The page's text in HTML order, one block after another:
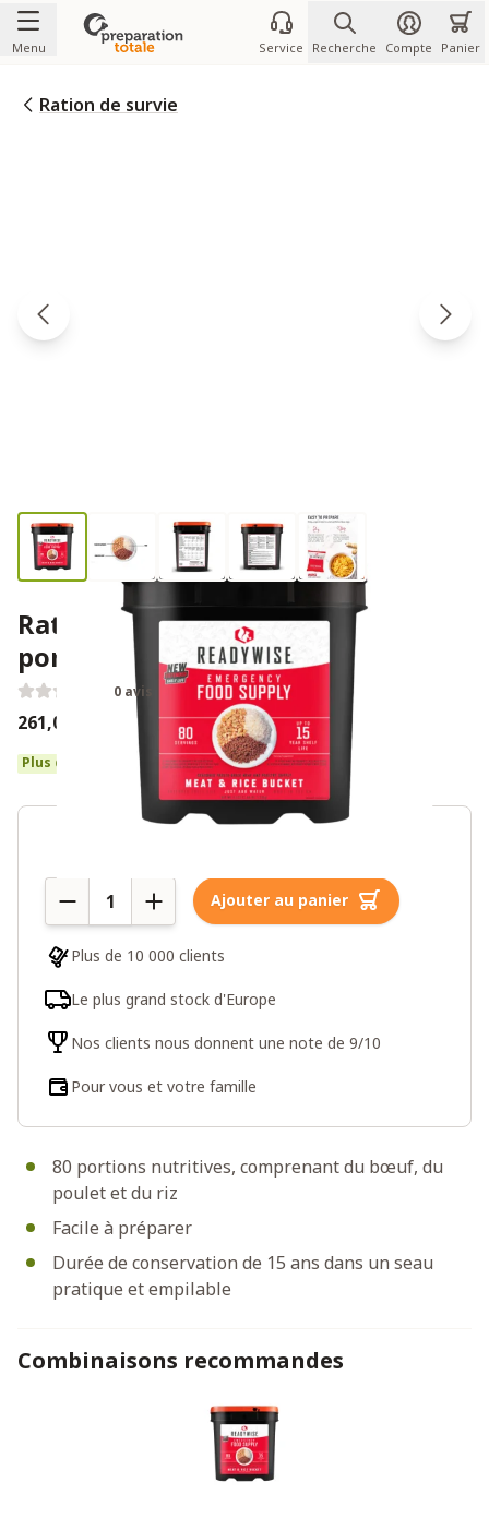
Allez au contenu
Menu Service Recherche Compte Panier
Ration de survie
Ration de survie ReadyWise 80
portions à la viande et au riz
0 avis
261,00€ 290,00€
Plus de 10 en stock
80 portions nutritives, comprenant du bœuf, du
poulet et du riz
Facile à préparer
Durée de conservation de 15 ans dans un seau
pratique et empilable
Quantité Ajouter au panier
Plus de 10 000 clients
Le plus grand stock d'Europe
Nos clients nous donnent une note de 9/10
Pour vous et votre famille
Combinaisons recommandes